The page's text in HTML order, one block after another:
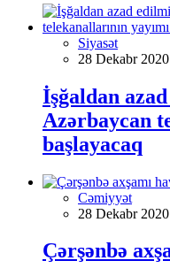
Siyasət
28 Dekabr
İşğaldan
Azərbaycan
başlayacaq
Cəmiyyət
28 Dekabr
Çərşənbə